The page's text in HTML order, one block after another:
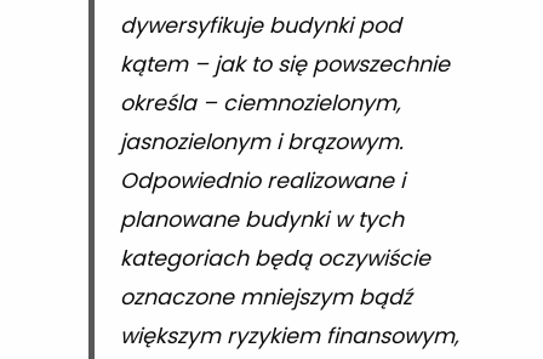
dywersyfikuje budynki pod
kątem – jak to się powszechnie
określa – ciemnozielonym,
jasnozielonym i brązowym.
Odpowiednio realizowane i
planowane budynki w tych
kategoriach będą oczywiście
oznaczone mniejszym bądź
większym ryzykiem finansowym,